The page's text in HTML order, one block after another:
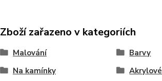
Zboží zařazeno v kategoriích
Malování Barvy
Na kamínky
Akrylové